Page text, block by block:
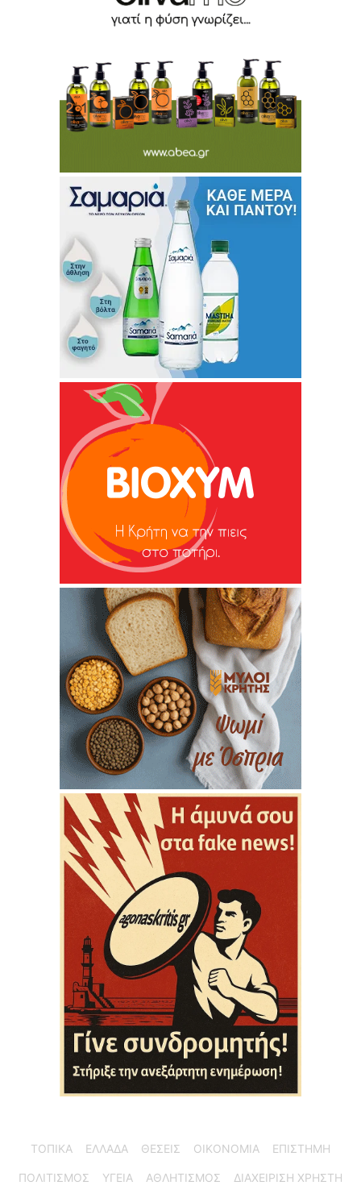
ΤΟΠΙΚΑ ΕΛΛΑΔΑ ΘΕΣΕΙΣ ΟΙΚΟΝΟΜΙΑ ΕΠΙΣΤΗΜΗ
ΠΟΛΙΤΙΣΜΟΣ ΥΓΕΙΑ ΑΘΛΗΤΙΣΜΟΣ ΔΙΑΧΕΙΡΙΣΗ ΧΡΗΣΤΗ